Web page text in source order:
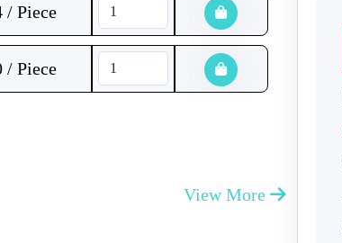
/ Piece
/ Piece
View More